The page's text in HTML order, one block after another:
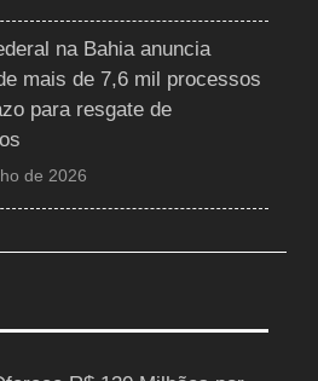
na Bahia anuncia
mais de 7,6 mil processos
para resgate de
de 2026